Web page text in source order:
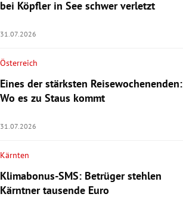
bei Köpfler in See schwer verletzt
31.07.2026
Österreich
Eines der stärksten Reisewochenenden:
Wo es zu Staus kommt
31.07.2026
Kärnten
Klimabonus-SMS: Betrüger stehlen
Kärntner tausende Euro